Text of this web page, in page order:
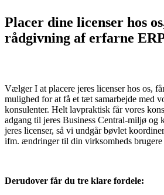
Placer dine licenser hos
rådgivning af erfarne
Vælger I at placere jeres licenser hos os,
mulighed for at få et tæt samarbejde med
konsulenter. Helt lavpraktisk får vores
adgang til jeres Business Central-miljø og
jeres licenser, så vi undgår bøvlet
ifm. ændringer til din virksomheds brugere
Derudover får du tre klare fordele: